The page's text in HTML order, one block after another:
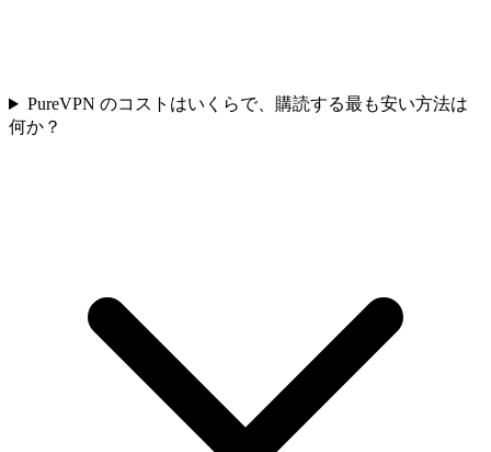
PureVPN のコストはいくらで、購読する最も安い方法は
何か？